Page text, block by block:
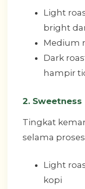
Light
bright
Medium
Dark
hampir
2. Sweetness
Tingkat
selama
Light
kopi